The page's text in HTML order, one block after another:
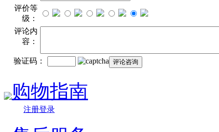
评价等
级：
评论内
容：
验证码：
购物指南
注册登录